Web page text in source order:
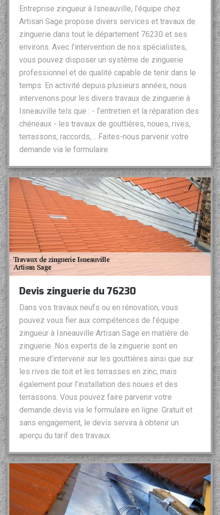
Entreprise zingueur à Isneauville, l’équipe chez
Artisan Sage propose divers services et travaux de
zinguerie dans tout le département 76230 et ses
environs. Avec l’intervention de nos spécialistes,
vous pouvez disposer un système de zinguerie
professionnel et de qualité capable de tenir dans le
temps. En activité depuis plusieurs années, nous
intervenons pour les divers travaux de zinguerie à
Isneauville tels que : - l’entretien et la réparation des
chéneaux - les travaux de gouttières, noues, rives,
terrassons, raccords,… Faites-nous parvenir votre
demande via le formulaire.
Devis zinguerie du 76230
Dans vos travaux neufs ou en rénovation, vous
pouvez vous fier aux compétences de l’équipe
zingueur à Isneauville Artisan Sage en matière de
zinguerie. Nos experts de la zinguerie sont en
mesure d’intervenir sur les gouttières ainsi que sur
les rives de toit et les terrasses en zinc, mais
également pour l’installation des noues et des
terrassons. Vous pouvez faire parvenir votre
demande devis via le formulaire en ligne. Gratuit et
sans engagement, le devis servira à obtenir un
aperçu du tarif des travaux.